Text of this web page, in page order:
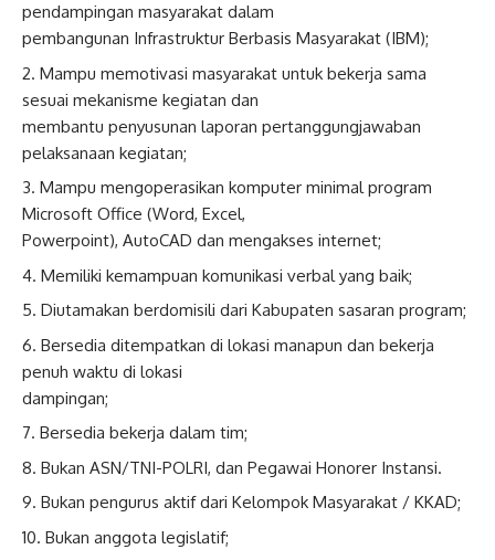
pendampingan masyarakat dalam
pembangunan Infrastruktur Berbasis Masyarakat (IBM);
Mampu memotivasi masyarakat untuk bekerja sama
sesuai mekanisme kegiatan dan
membantu penyusunan laporan pertanggungjawaban
pelaksanaan kegiatan;
Mampu mengoperasikan komputer minimal program
Microsoft Office (Word, Excel,
Powerpoint), AutoCAD dan mengakses internet;
Memiliki kemampuan komunikasi verbal yang baik;
Diutamakan berdomisili dari Kabupaten sasaran program;
Bersedia ditempatkan di lokasi manapun dan bekerja
penuh waktu di lokasi
dampingan;
Bersedia bekerja dalam tim;
Bukan ASN/TNI-POLRI, dan Pegawai Honorer Instansi.
Bukan pengurus aktif dari Kelompok Masyarakat / KKAD;
Bukan anggota legislatif;